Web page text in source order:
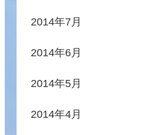
2014年7月
2014年6月
2014年5月
2014年4月